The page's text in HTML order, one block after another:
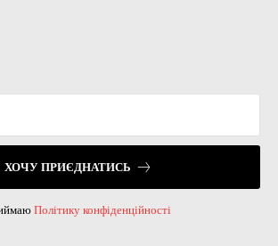
ХОЧУ ПРИЄДНАТИСЬ
Політику конфіденційності